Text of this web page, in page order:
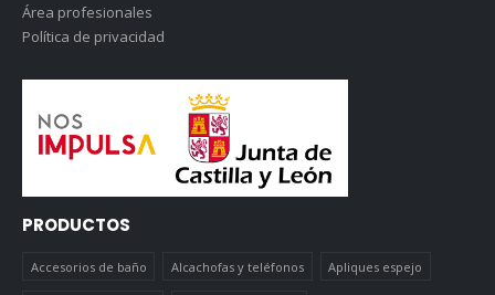
Área profesionales
Política de privacidad
PRODUCTOS
Accesorios de baño Alcachofas y teléfonos Apliques espejo